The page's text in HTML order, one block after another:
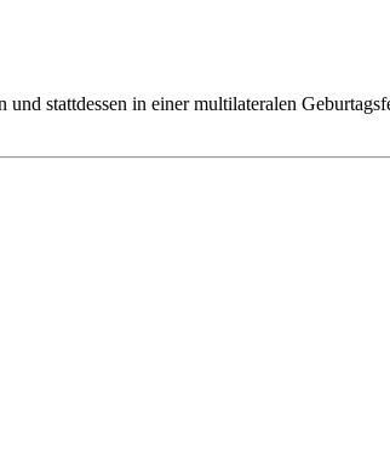
stattdessen in einer multilateralen